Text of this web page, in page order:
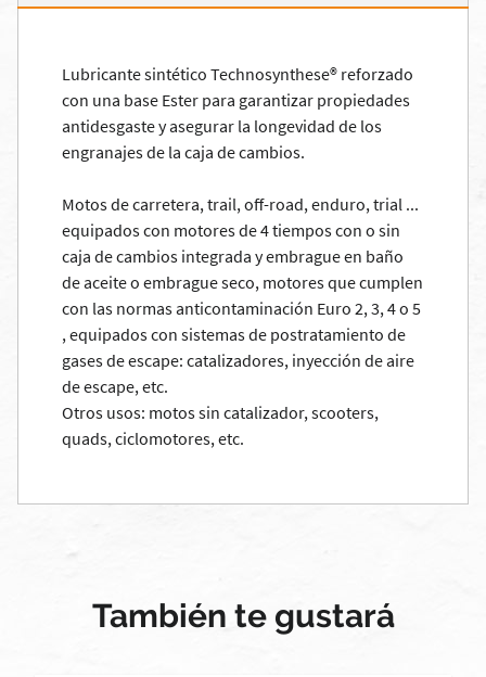
Lubricante sintético Technosynthese® reforzado
con una base Ester para garantizar propiedades
antidesgaste y asegurar la longevidad de los
engranajes de la caja de cambios.
Motos de carretera, trail, off-road, enduro, trial ...
equipados con motores de 4 tiempos con o sin
caja de cambios integrada y embrague en baño
de aceite o embrague seco, motores que cumplen
con las normas anticontaminación Euro 2, 3, 4 o 5
, equipados con sistemas de postratamiento de
gases de escape: catalizadores, inyección de aire
de escape, etc.
Otros usos: motos sin catalizador, scooters,
quads, ciclomotores, etc.
También te gustará